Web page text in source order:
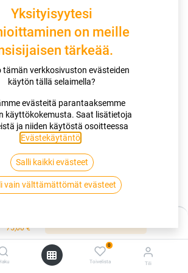
75,00€
0
Toivelista Tili
102N NANKANG TR-10 TRAILER
104/102N NANKANG
Saatavilla
Yksityisyytesi
on meille
tärkeää.
tämän verkkosivuston evästeiden
käytön tällä selaimella?
evästeitä parantaaksemme
käyttökokemusta. Saat lisätietoja
ja niiden käytöstä osoitteessa
Evästekäytäntö
Salli kaikki evästeet
vain välttämättömät evästeet